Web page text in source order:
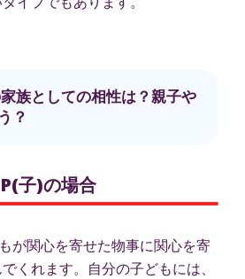
族としての相性は？親子や
？
子)の場合
が関心を寄せた物事に関心を寄
くれます。自分の子どもには、